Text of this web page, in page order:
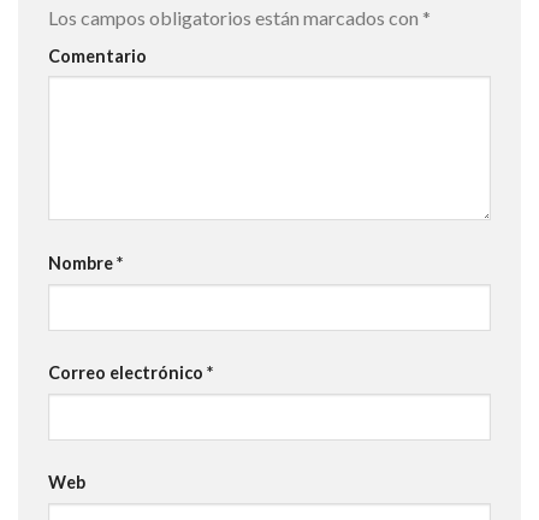
Los campos obligatorios están marcados con *
Comentario
Nombre*
Correo electrónico *
Web